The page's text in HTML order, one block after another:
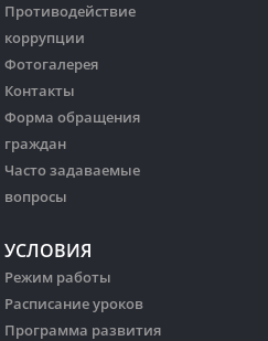
Противодействие
коррупции
Фотогалерея
Контакты
Форма обращения
граждан
Часто задаваемые
вопросы
УСЛОВИЯ
Режим работы
Расписание уроков
Программа развития